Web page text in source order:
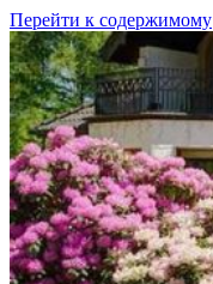
Перейти к содержимому